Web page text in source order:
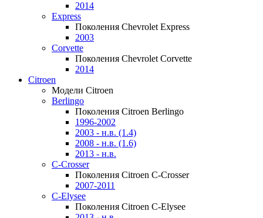
2014
Express
Поколения Chevrolet Express
2003
Corvette
Поколения Chevrolet Corvette
2014
Citroen
Модели Citroen
Berlingo
Поколения Citroen Berlingo
1996-2002
2003 - н.в. (1.4)
2008 - н.в. (1.6)
2013 - н.в.
C-Crosser
Поколения Citroen C-Crosser
2007-2011
C-Elysee
Поколения Citroen C-Elysee